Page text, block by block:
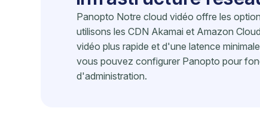
Panopto Notre cloud vidéo offre les
utilisons les CDN Akamai et Amazon
vidéo plus rapide et d'une latence
vous pouvez configurer Panopto pour
d'administration.